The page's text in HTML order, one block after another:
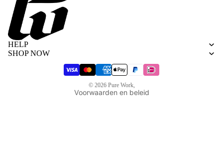
HELP
SHOP NOW
© 2026 Pure Work,
Voorwaarden en beleid
Algemene voorwaarden
Privacybeleid
Wettelijke kennisgeving